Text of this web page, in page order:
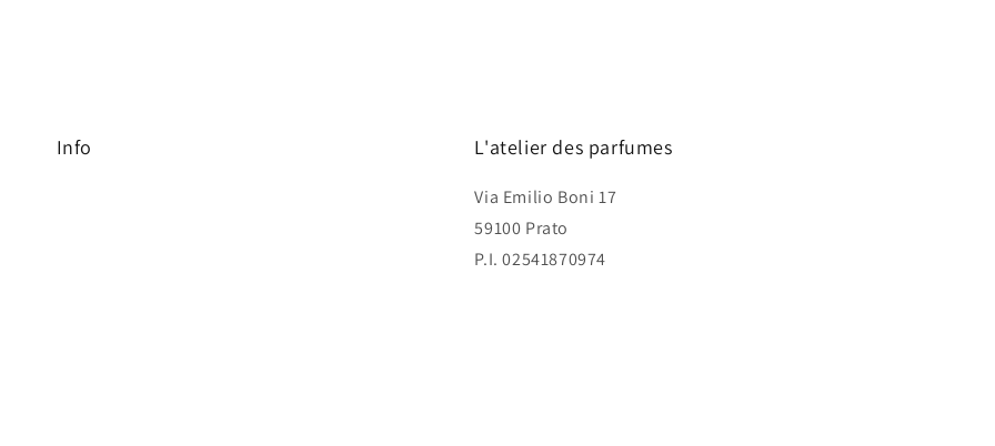
Info L'atelier des parfumes
Via Emilio Boni 17
59100 Prato
P.I. 02541870974